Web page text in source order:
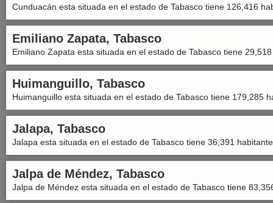
Cunduacán esta situada en el estado de Tabasco tiene 126,416
Emiliano Zapata, Tabasco
Emiliano Zapata esta situada en el estado de Tabasco tiene
Huimanguillo, Tabasco
Huimanguillo esta situada en el estado de Tabasco tiene 179,285
Jalapa, Tabasco
Jalapa esta situada en el estado de Tabasco tiene 36,391
Jalpa de Méndez, Tabasco
Jalpa de Méndez esta situada en el estado de Tabasco tiene